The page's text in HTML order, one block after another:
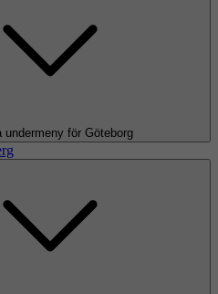
undermeny för Göteborg